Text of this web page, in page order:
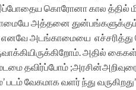
கொரோனா கால த்தில்
அத்தனை துன்பங்களுக்கும்
எனவே அடங்காமையை எச்சரித்து
அதில்
தவிர்ப்போம் ;அரசின்அறிவுரை
வேகமாக வளர் ந்து